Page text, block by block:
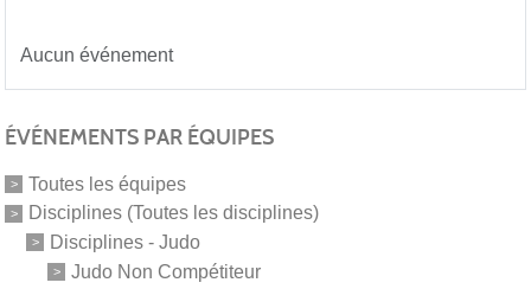
Aucun événement
ÉVÉNEMENTS PAR ÉQUIPES
Toutes les équipes
Disciplines (Toutes les disciplines)
Disciplines - Judo
Judo Non Compétiteur